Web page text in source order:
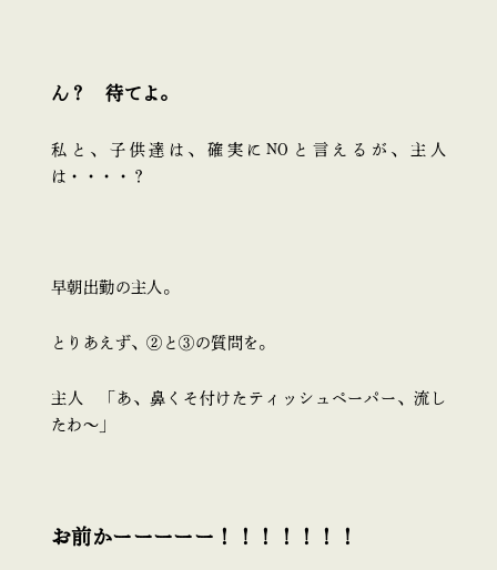
ん？ 待てよ。
私と、子供達は、確実にNOと言えるが、主人
は・・・・？
早朝出勤の主人。
とりあえず、②と③の質問を。
主人 「あ、鼻くそ付けたティッシュペーパー、流し
たわ～」
お前かーーーーー！！！！！！！